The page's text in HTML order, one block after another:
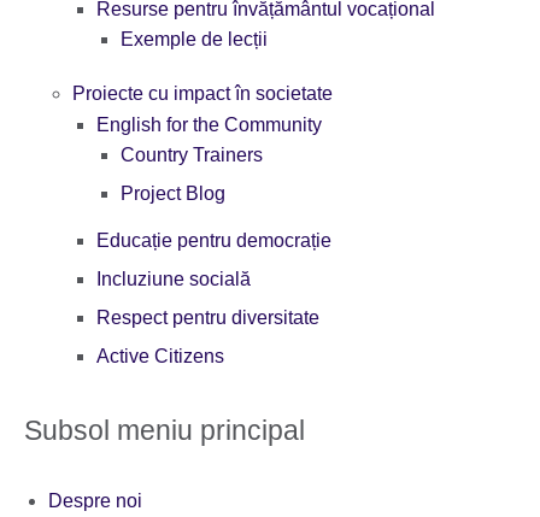
Resurse pentru învățământul vocațional
Exemple de lecții
Proiecte cu impact în societate
English for the Community
Country Trainers
Project Blog
Educație pentru democrație
Incluziune socială
Respect pentru diversitate
Active Citizens
Subsol meniu principal
Despre noi